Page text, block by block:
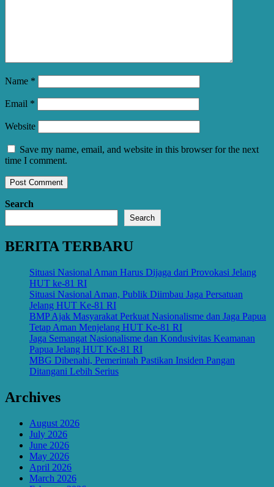
Name *
Email *
Website
Save my name, email, and website in this browser for the next
time I comment.
Search
Search
BERITA TERBARU
Situasi Nasional Aman Harus Dijaga dari Provokasi Jelang
HUT ke-81 RI
Situasi Nasional Aman, Publik Diimbau Jaga Persatuan
Jelang HUT Ke-81 RI
BMP Ajak Masyarakat Perkuat Nasionalisme dan Jaga Papua
Tetap Aman Menjelang HUT Ke-81 RI
Jaga Semangat Nasionalisme dan Kondusivitas Keamanan
Papua Jelang HUT Ke-81 RI
MBG Dibenahi, Pemerintah Pastikan Insiden Pangan
Ditangani Lebih Serius
Archives
August 2026
July 2026
June 2026
May 2026
April 2026
March 2026